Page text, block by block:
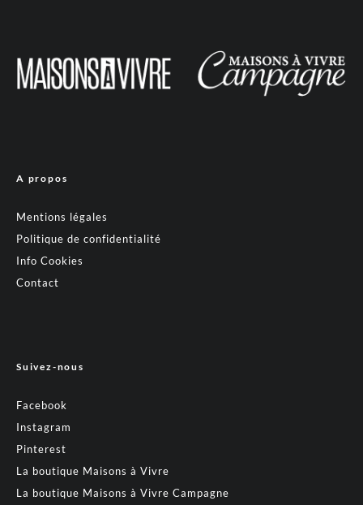
A propos
Mentions légales
Politique de confidentialité
Info Cookies
Contact
Suivez-nous
Facebook
Instagram
Pinterest
La boutique Maisons à Vivre
La boutique Maisons à Vivre Campagne